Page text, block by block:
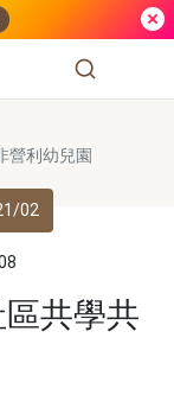
營利幼兒園
02
區共學共